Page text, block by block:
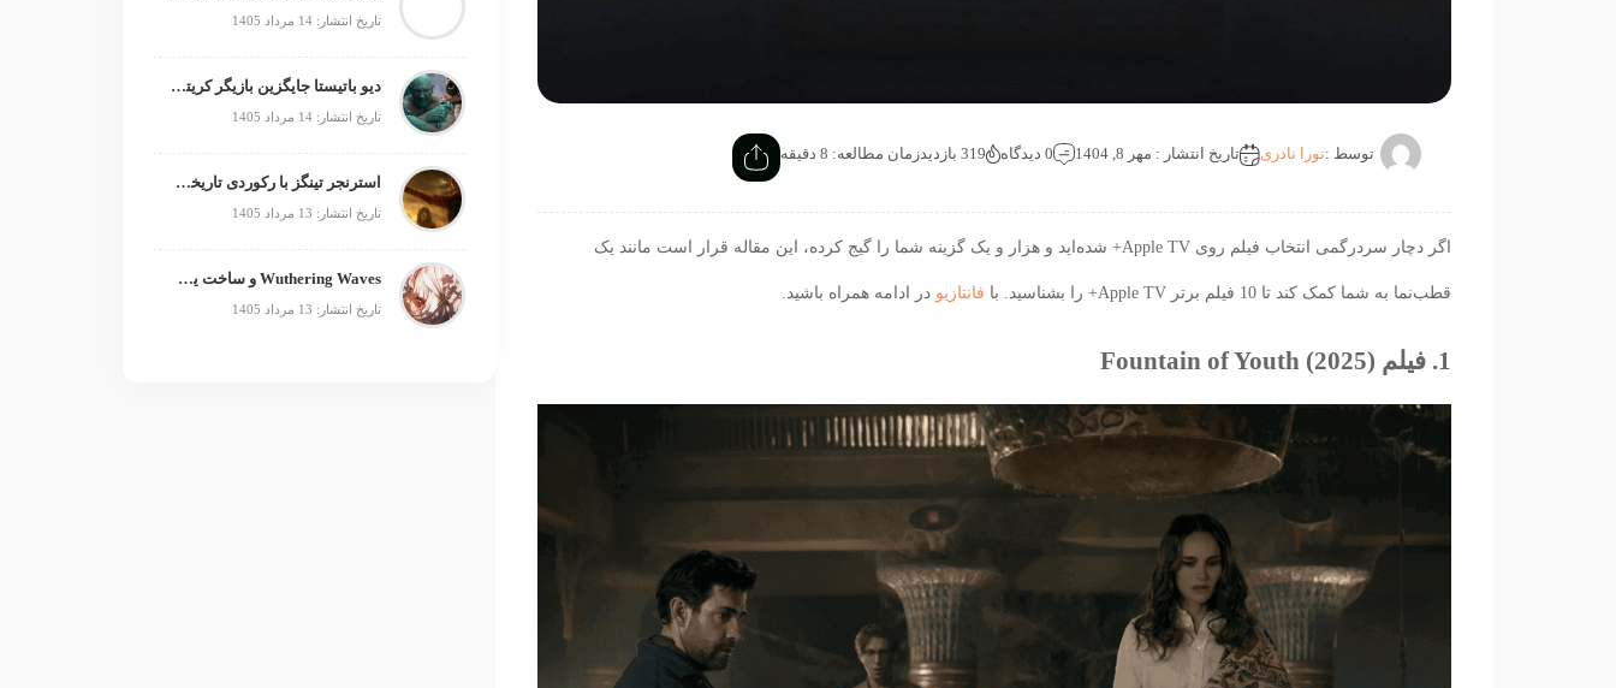
توسط :نورا نادری تاریخ انتشار : مهر 8, 1404 0 دیدگاه 319 بازدید زمان مطالعه: 8 دقیقه
اگر دچار سردرگمی انتخاب فیلم روی Apple TV+ شده‌اید و هزار و یک گزینه شما را گیج کرده، این مقاله قرار است مانند یک
قطب‌نما به شما کمک کند تا 10 فیلم برتر Apple TV+ را بشناسید. با فانتازیو در ادامه همراه باشید.
1. فیلم Fountain of Youth (2025)
تاریخ انتشار: 14 مرداد 1405
دیو باتیستا جایگزین بازیگر کریتوس می‌شود؟
تاریخ انتشار: 14 مرداد 1405
استرنجر تینگز با رکوردی تاریخی صدرنشین شد
تاریخ انتشار: 13 مرداد 1405
Wuthering Waves و ساخت یک فرنچایز بزرگ؛ از بازی تا انیمه
تاریخ انتشار: 13 مرداد 1405